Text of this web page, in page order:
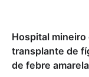
Hospital
transplante de
de febre amarela